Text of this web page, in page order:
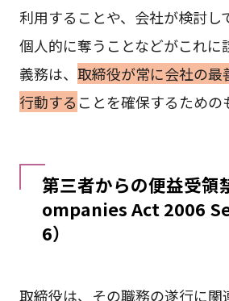
利用することや、会社が検討し
個人的に奪うことなどがこれに
義務は、 取締役が常に会社の最
行動する ことを確保するための
第三者からの便益受領
ompanies Act 2006
6）
取締役は、その職務の遂行に関